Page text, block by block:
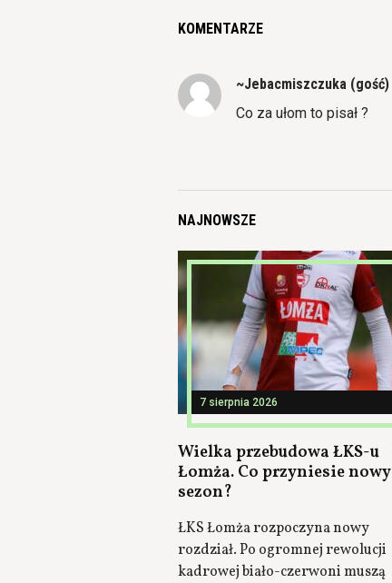
KOMENTARZE
~Jebacmiszczuka (gość)
Co za ułom to pisał ?
NAJNOWSZE
7 sierpnia 2026
Wielka przebudowa ŁKS-u
Łomża. Co przyniesie nowy
sezon?
ŁKS Łomża rozpoczyna nowy
rozdział. Po ogromnej rewolucji
kadrowej biało-czerwoni muszą